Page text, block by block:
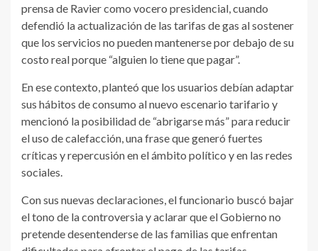
prensa de Ravier como vocero presidencial, cuando
defendió la actualización de las tarifas de gas al sostener
que los servicios no pueden mantenerse por debajo de su
costo real porque “alguien lo tiene que pagar”.
En ese contexto, planteó que los usuarios debían adaptar
sus hábitos de consumo al nuevo escenario tarifario y
mencionó la posibilidad de “abrigarse más” para reducir
el uso de calefacción, una frase que generó fuertes
críticas y repercusión en el ámbito político y en las redes
sociales.
Con sus nuevas declaraciones, el funcionario buscó bajar
el tono de la controversia y aclarar que el Gobierno no
pretende desentenderse de las familias que enfrentan